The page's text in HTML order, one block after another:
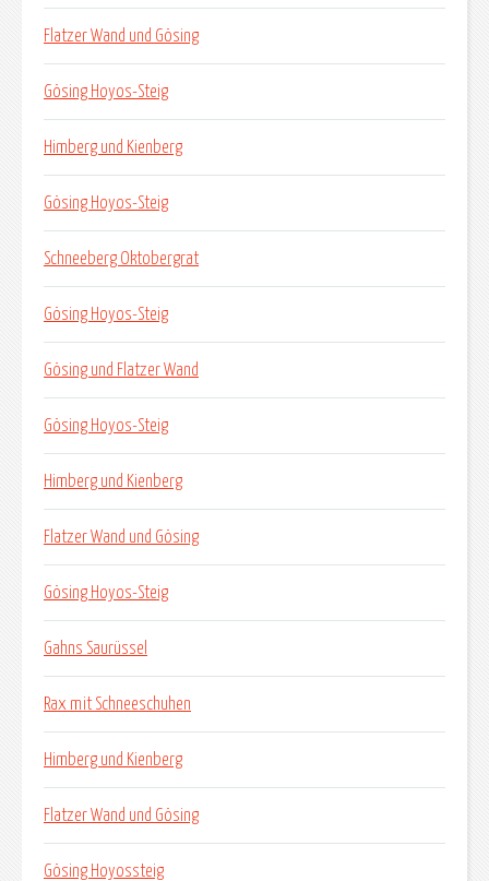
Flatzer Wand und Gösing
Gösing Hoyos-Steig
Himberg und Kienberg
Gösing Hoyos-Steig
Schneeberg Oktobergrat
Gösing Hoyos-Steig
Gösing und Flatzer Wand
Gösing Hoyos-Steig
Himberg und Kienberg
Flatzer Wand und Gösing
Gösing Hoyos-Steig
Gahns Saurüssel
Rax mit Schneeschuhen
Himberg und Kienberg
Flatzer Wand und Gösing
Gösing Hoyossteig